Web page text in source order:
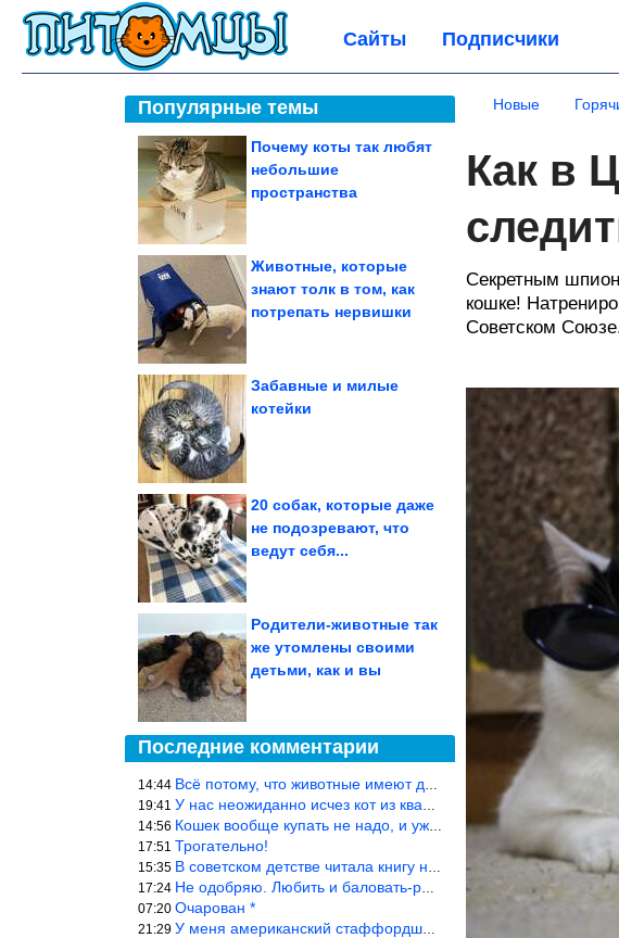
Сайты Подписчики
Популярные темы
Почему коты так любят
небольшие
пространства
Животные, которые
знают толк в том, как
потрепать нервишки
Забавные и милые
котейки
20 собак, которые даже
не подозревают, что
ведут себя...
Родители-животные так
же утомлены своими
детьми, как и вы
Последние комментарии
14:44 Всё потому, что животные имеют доступ к кухне. Всю жизнь живу с
19:41 У нас неожиданно исчез кот из квартиры, мы с мужем искали повсюд
14:56 Кошек вообще купать не надо, и уж тем более, еженедельно, как лю
17:51 Трогательно!
15:35 В советском детстве читала книгу не то «Серая сова», не то ещё к
17:24 Не одобряю. Любить и баловать-разные вещи. Хоть детей, хоть коше
07:20 Очарован *
21:29 У меня американский стаффордширский терьер, ей 4,5 года, но ни р
Новые
Как в
Секретным
кошке!
Советском